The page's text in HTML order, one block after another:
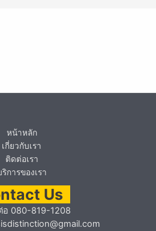
หน้าหลัก
เกี่ยวกับเรา
ติดต่อเรา
ริการของเรา
Us
อ 080-819-1208